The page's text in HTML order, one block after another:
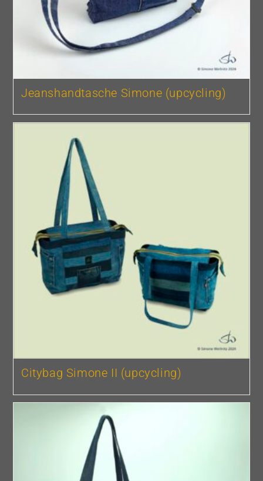
Jeanshandtasche Simone (upcycling)
Citybag Simone II (upcycling)